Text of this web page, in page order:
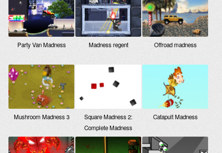
Party Van Madness Madness regent Offroad madness
Mushroom Madness 3
Square Madness 2:
Complete Madness
Catapult Madness